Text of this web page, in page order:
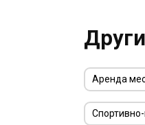
Аренда